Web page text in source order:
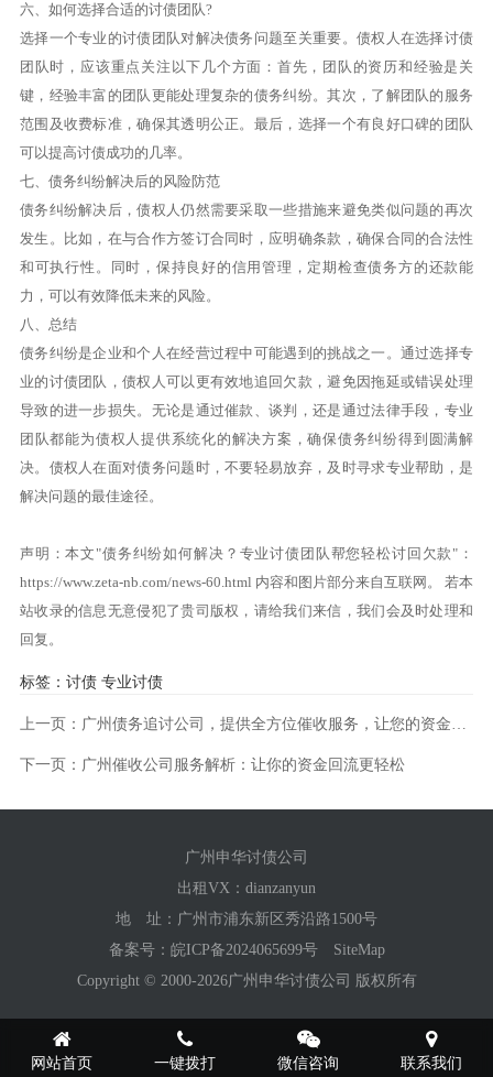
六、如何选择合适的讨债团队?
选择一个专业的讨债团队对解决债务问题至关重要。债权人在选择讨债
团队时，应该重点关注以下几个方面：首先，团队的资历和经验是关
键，经验丰富的团队更能处理复杂的债务纠纷。其次，了解团队的服务
范围及收费标准，确保其透明公正。最后，选择一个有良好口碑的团队
可以提高讨债成功的几率。
七、债务纠纷解决后的风险防范
债务纠纷解决后，债权人仍然需要采取一些措施来避免类似问题的再次
发生。比如，在与合作方签订合同时，应明确条款，确保合同的合法性
和可执行性。同时，保持良好的信用管理，定期检查债务方的还款能
力，可以有效降低未来的风险。
八、总结
债务纠纷是企业和个人在经营过程中可能遇到的挑战之一。通过选择专
业的讨债团队，债权人可以更有效地追回欠款，避免因拖延或错误处理
导致的进一步损失。无论是通过催款、谈判，还是通过法律手段，专业
团队都能为债权人提供系统化的解决方案，确保债务纠纷得到圆满解
决。债权人在面对债务问题时，不要轻易放弃，及时寻求专业帮助，是
解决问题的最佳途径。
声明：本文"债务纠纷如何解决？专业讨债团队帮您轻松讨回欠款"：
https://www.zeta-nb.com/news-60.html 内容和图片部分来自互联网。 若本
站收录的信息无意侵犯了贵司版权，请给我们来信，我们会及时处理和
回复。
标签： 讨债 专业讨债
上一页： 广州债务追讨公司，提供全方位催收服务，让您的资金安全无忧！
下一页： 广州催收公司服务解析：让你的资金回流更轻松
广州申华讨债公司
出租VX： dianzanyun
地 址：广州市浦东新区秀沿路1500号
备案号： 皖ICP备2024065699号
SiteMap
Copyright © 2000-2026广州申华讨债公司 版权所有
网站首页 一键拨打 微信咨询 联系我们